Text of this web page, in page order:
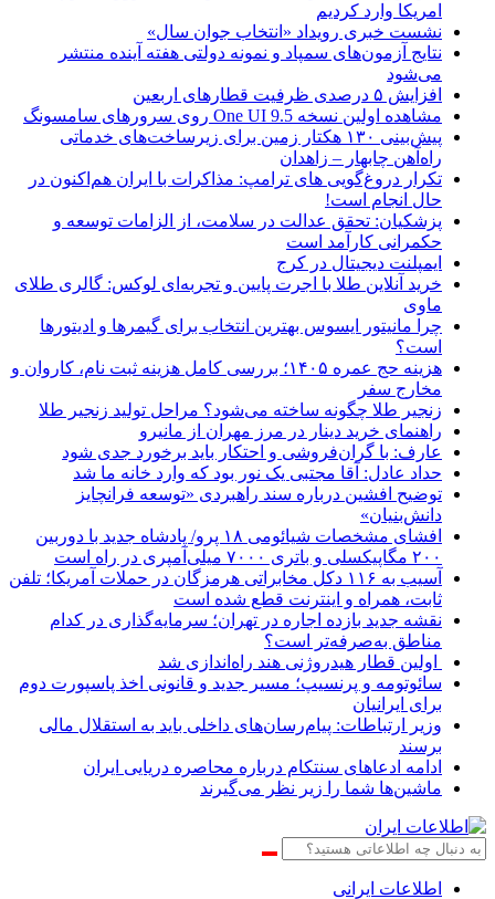
امریکا وارد کردیم
نشست خبری رویداد «انتخاب جوان سال»
نتایج آزمون‌های سمپاد و نمونه دولتی هفته آینده منتشر
می‌شود
افزایش ۵ درصدی ظرفیت قطارهای اربعین
مشاهده اولین نسخه One UI 9.5 روی سرورهای سامسونگ
پیش‌بینی ۱۳۰ هکتار زمین برای زیرساخت‌های خدماتی
راه‌آهن چابهار – زاهدان
تکرار دروغ‌گویی های ترامپ: مذاکرات با ایران هم‌اکنون در
حال انجام است!
پزشکیان: تحقق عدالت در سلامت، از الزامات توسعه و
حکمرانی کارآمد است
ایمپلنت دیجیتال در کرج
خرید آنلاین طلا با اجرت پایین و تجربه‌ای لوکس: گالری طلای
ماوی
چرا مانیتور ایسوس بهترین انتخاب برای گیمرها و ادیتورها
است؟
هزینه حج عمره ۱۴۰۵؛ بررسی کامل هزینه ثبت نام، کاروان و
مخارج سفر
زنجیر طلا چگونه ساخته می‌شود؟ مراحل تولید زنجیر طلا
راهنمای خرید دینار در مرز مهران از مانیرو
عارف: با گران‌فروشی و احتکار باید برخورد جدی شود
حداد عادل: آقا مجتبی یک نور بود که وارد خانه ما شد
توضیح افشین درباره سند راهبردی «توسعه فرانچایز
دانش‌بنیان»
افشای مشخصات شیائومی ۱۸ پرو/ پادشاه جدید با دوربین
۲۰۰ مگاپیکسلی و باتری ۷۰۰۰ میلی‌آمپری در راه است
آسیب به ۱۱۶ دکل مخابراتی هرمزگان در حملات آمریکا؛ تلفن
ثابت، همراه و اینترنت ‌قطع شده است
نقشه جدید بازده اجاره در تهران؛ سرمایه‌گذاری در کدام
مناطق به‌صرفه‌تر است؟
اولین قطار هیدروژنی هند راه‌اندازی شد
سائوتومه و پرنسیپ؛ مسیر جدید و قانونی اخذ پاسپورت دوم
برای ایرانیان
وزیر ارتباطات: پیام‌رسان‌های داخلی باید به استقلال مالی
برسند
ادامه ادعاهای سنتکام درباره محاصره دریایی ایران
ماشین‌ها شما را زیر نظر می‌گیرند
اطلاعات‌ ‎ایرانی